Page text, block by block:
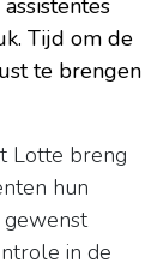
Tijd om de
te brengen
Lotte breng
hun
in de